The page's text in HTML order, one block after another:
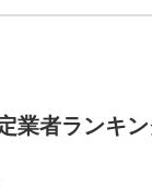
クチコミを頂き、大
業者ランキ